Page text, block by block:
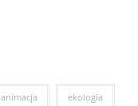
animacja ekologia